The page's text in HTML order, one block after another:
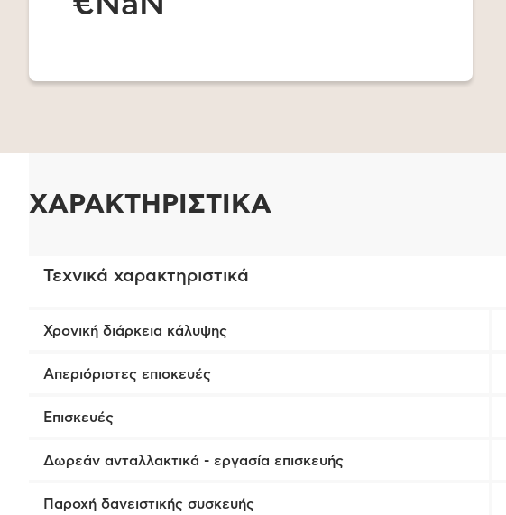
ΧΑΡΑΚΤΗΡΙΣΤΙΚΑ
Τεχνικά χαρακτηριστικά
Χρονική διάρκεια κάλυψης
Απεριόριστες επισκευές
Επισκευές
Δωρεάν ανταλλακτικά - εργασία επισκευής
Παροχή δανειστικής συσκευής